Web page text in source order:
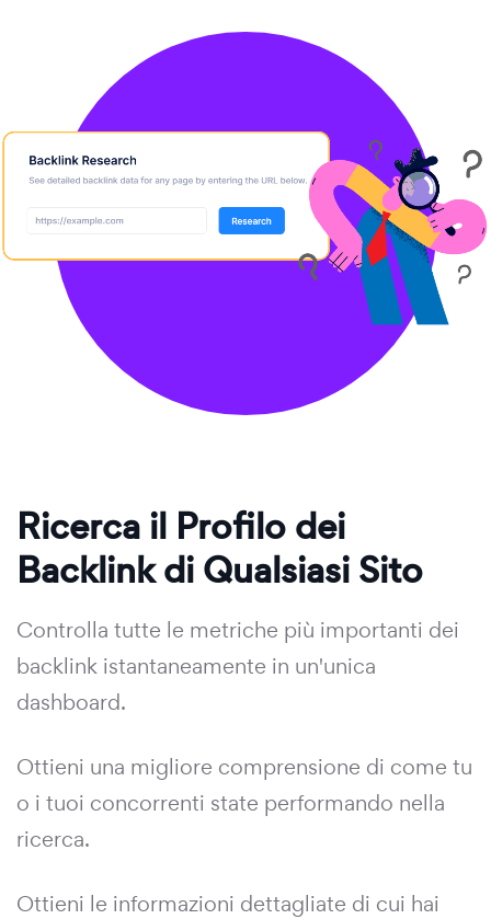
Ricerca il Profilo dei
Backlink di Qualsiasi Sito
Controlla tutte le metriche più importanti dei
backlink istantaneamente in un'unica
dashboard.
Ottieni una migliore comprensione di come tu
o i tuoi concorrenti state performando nella
ricerca.
Ottieni le informazioni dettagliate di cui hai